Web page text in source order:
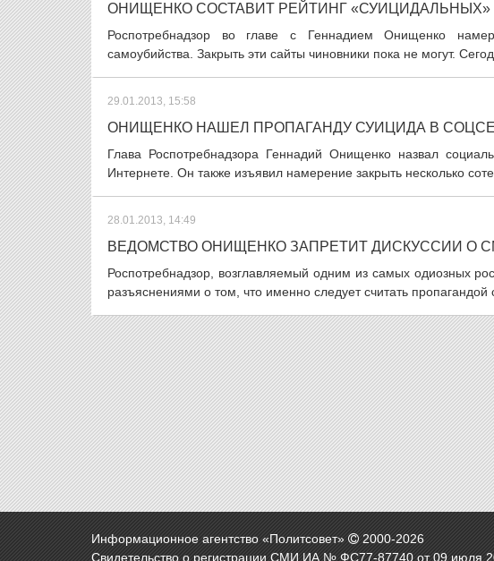
ОНИЩЕНКО СОСТАВИТ РЕЙТИНГ «СУИЦИДАЛЬНЫХ»
Роспотребнадзор во главе с Геннадием Онищенко
самоубийства. Закрыть эти сайты чиновники пока не могут.
29.01.2013, 15:58
ОНИЩЕНКО НАШЕЛ ПРОПАГАНДУ СУИЦИДА В
Глава Роспотребнадзора Геннадий Онищенко назвал
Интернете. Он также изъявил намерение закрыть несколько
28.01.2013, 14:49
ВЕДОМСТВО ОНИЩЕНКО ЗАПРЕТИТ ДИСКУССИИ О
Роспотребнадзор, возглавляемый одним из самых одиозных
разъяснениями о том, что именно следует считать пропагандой
Информационное агентство «Политсовет» 2000-2026
Свидетельство о регистрации СМИ ИА № ФС77-87740 от 09 июля